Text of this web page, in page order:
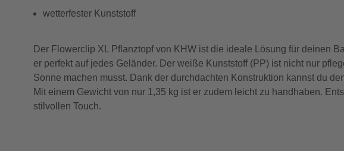
wetterfester Kunststoff
Der Flowerclip XL Pflanztopf von KHW ist die ideale Lösung für deinen
er perfekt auf jedes Geländer. Der weiße Kunststoff (PP) ist nicht nur
Sonne machen musst. Dank der durchdachten Konstruktion kannst du
Mit einem Gewicht von nur 1,35 kg ist er zudem leicht zu handhaben.
stilvollen Touch.